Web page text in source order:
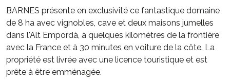
BARNES présente en exclusivité ce fantastique domaine
de 8 ha avec vignobles, cave et deux maisons jumelles
dans l'Alt Empordà, à quelques kilomètres de la frontière
avec la France et à 30 minutes en voiture de la côte. La
propriété est livrée avec une licence touristique et est
prête à être emménagée.